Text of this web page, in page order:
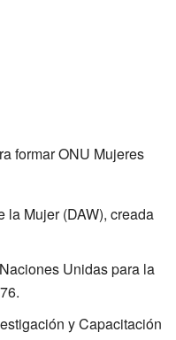
formar ONU Mujeres
la Mujer (DAW), creada
Unidas para la
y Capacitación